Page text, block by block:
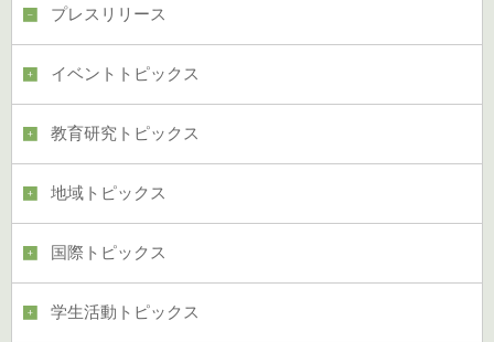
プレスリリース
イベントトピックス
教育研究トピックス
地域トピックス
国際トピックス
学生活動トピックス